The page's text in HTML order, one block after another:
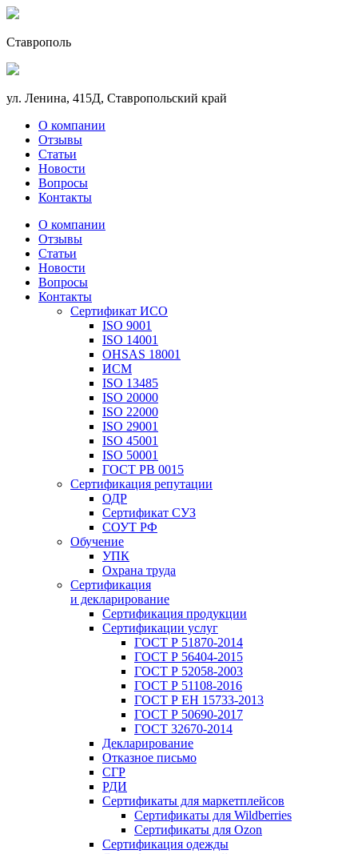
Ставрополь
ул. Ленина, 415Д, Ставропольский край
О компании
Отзывы
Статьи
Новости
Вопросы
Контакты
О компании
Отзывы
Статьи
Новости
Вопросы
Контакты
Сертификат ИСО
ISO 9001
ISO 14001
OHSAS 18001
ИСМ
ISO 13485
ISO 20000
ISO 22000
ISO 29001
ISO 45001
ISO 50001
ГОСТ РВ 0015
Сертификация репутации
ОДР
Сертификат СУЗ
СОУТ РФ
Обучение
УПК
Охрана труда
Сертификация
и декларирование
Сертификация продукции
Сертификации услуг
ГОСТ Р 51870-2014
ГОСТ Р 56404-2015
ГОСТ Р 52058-2003
ГОСТ Р 51108-2016
ГОСТ Р ЕН 15733-2013
ГОСТ Р 50690-2017
ГОСТ 32670-2014
Декларирование
Отказное письмо
СГР
РДИ
Сертификаты для маркетплейсов
Сертификаты для Wildberries
Сертификаты для Ozon
Сертификация одежды